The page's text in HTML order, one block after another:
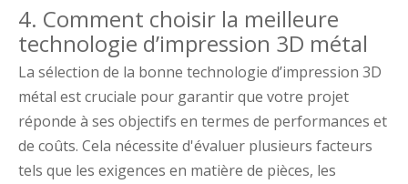
4. Comment choisir la meilleure
technologie d’impression 3D métal
La sélection de la bonne technologie d’impression 3D
métal est cruciale pour garantir que votre projet
réponde à ses objectifs en termes de performances et
de coûts. Cela nécessite d'évaluer plusieurs facteurs
tels que les exigences en matière de pièces, les